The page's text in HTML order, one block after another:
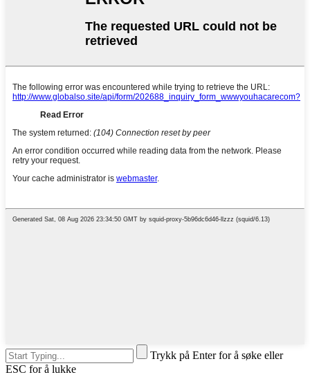
Trykk på Enter for å søke eller
ESC for å lukke